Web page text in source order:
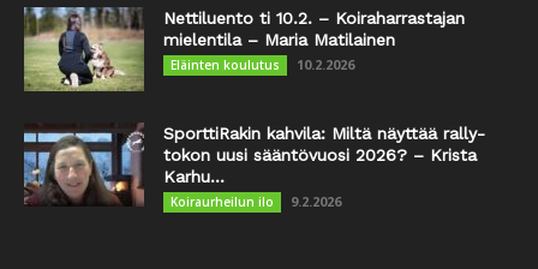
Nettiluento ti 10.2. – Koiraharrastajan
mielentila – Maria Matilainen
Eläinten koulutus 10.2.2026
SporttiRakin kahvila: Miltä näyttää rally-
tokon uusi sääntövuosi 2026? – Krista
Karhu...
Koiraurheilun ilo 9.2.2026